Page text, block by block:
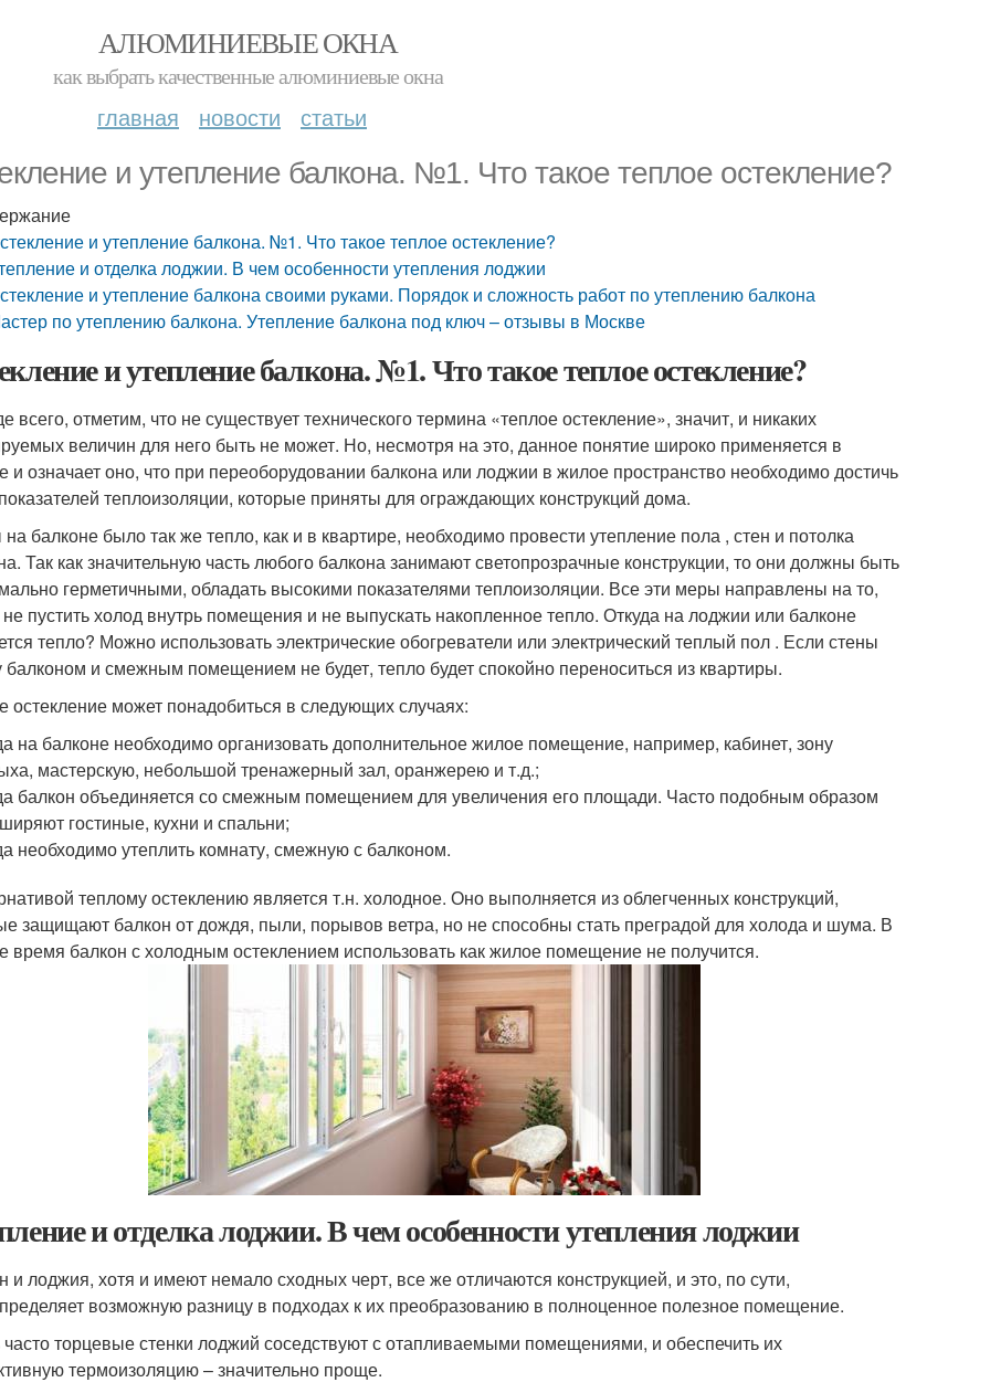
АЛЮМИНИЕВЫЕ ОКНА
как выбрать качественные алюминиевые окна
главная новости статьи
и утепление балкона. №1. Что такое теплое остекление?
и утепление балкона. №1. Что такое теплое остекление?
и отделка лоджии. В чем особенности утепления лоджии
и утепление балкона своими руками. Порядок и сложность работ по утеплению балкона
по утеплению балкона. Утепление балкона под ключ – отзывы в Москве
и утепление балкона. №1. Что такое теплое остекление?
всего, отметим, что не существует технического термина «теплое остекление», значит, и никаких
величин для него быть не может. Но, несмотря на это, данное понятие широко применяется в
и означает оно, что при переоборудовании балкона или лоджии в жилое пространство необходимо достичь
теплоизоляции, которые приняты для ограждающих конструкций дома.
балконе было так же тепло, как и в квартире, необходимо провести утепление пола , стен и потолка
Так как значительную часть любого балкона занимают светопрозрачные конструкции, то они должны быть
герметичными, обладать высокими показателями теплоизоляции. Все эти меры направлены на то,
пустить холод внутрь помещения и не выпускать накопленное тепло. Откуда на лоджии или балконе
тепло? Можно использовать электрические обогреватели или электрический теплый пол . Если стены
и смежным помещением не будет, тепло будет спокойно переноситься из квартиры.
остекление может понадобиться в следующих случаях:
на балконе необходимо организовать дополнительное жилое помещение, например, кабинет, зону
мастерскую, небольшой тренажерный зал, оранжерею и т.д.;
балкон объединяется со смежным помещением для увеличения его площади. Часто подобным образом
гостиные, кухни и спальни;
необходимо утеплить комнату, смежную с балконом.
теплому остеклению является т.н. холодное. Оно выполняется из облегченных конструкций,
защищают балкон от дождя, пыли, порывов ветра, но не способны стать преградой для холода и шума. В
время балкон с холодным остеклением использовать как жилое помещение не получится.
и отделка лоджии. В чем особенности утепления лоджии
и лоджия, хотя и имеют немало сходных черт, все же отличаются конструкцией, и это, по сути,
возможную разницу в подходах к их преобразованию в полноценное полезное помещение.
торцевые стенки лоджий соседствуют с отапливаемыми помещениями, и обеспечить их
термоизоляцию – значительно проще.